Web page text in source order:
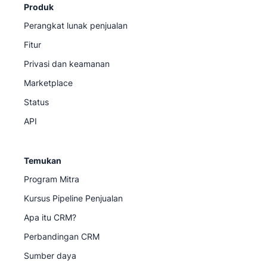
Produk
Perangkat lunak penjualan
Fitur
Privasi dan keamanan
Marketplace
Status
API
Temukan
Program Mitra
Kursus Pipeline Penjualan
Apa itu CRM?
Perbandingan CRM
Sumber daya